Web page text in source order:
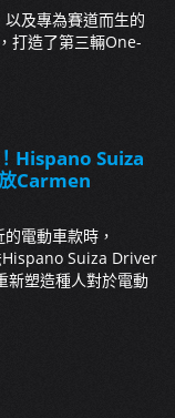
及專為賽道而生的
打造了第三輛One-
Hispano Suiza
Carmen
電動車款時，
Hispano Suiza Driver
新塑造種人對於電動